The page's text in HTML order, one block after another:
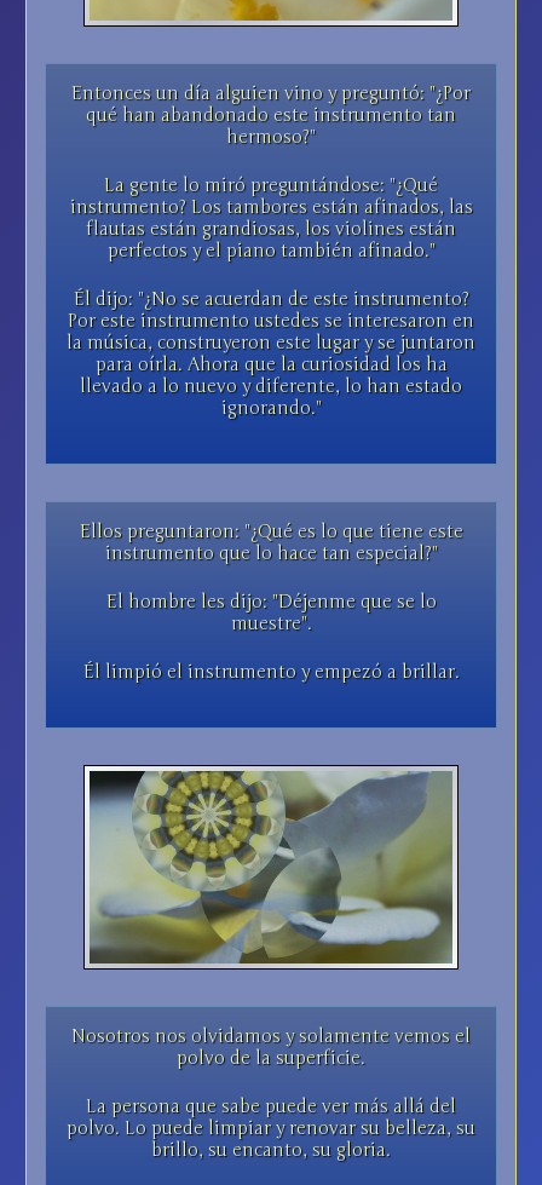
Entonces un día alguien vino y preguntó: "¿Por
qué han abandonado este instrumento tan
hermoso?"
La gente lo miró preguntándose: "¿Qué
instrumento? Los tambores están afinados, las
flautas están grandiosas, los violines están
perfectos y el piano también afinado."
Él dijo: "¿No se acuerdan de este instrumento?
Por este instrumento ustedes se interesaron en
la música, construyeron este lugar y se juntaron
para oírla. Ahora que la curiosidad los ha
llevado a lo nuevo y diferente, lo han estado
ignorando."
Ellos preguntaron: "¿Qué es lo que tiene este
instrumento que lo hace tan especial?"
El hombre les dijo: "Déjenme que se lo
muestre".
Él limpió el instrumento y empezó a brillar.
Nosotros nos olvidamos y solamente vemos el
polvo de la superficie.
La persona que sabe puede ver más allá del
polvo. Lo puede limpiar y renovar su belleza, su
brillo, su encanto, su gloria.